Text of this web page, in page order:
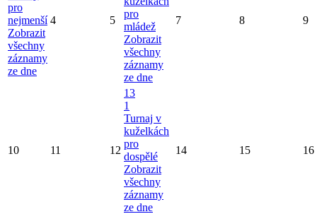
pro
nejmenší
Zobrazit
všechny
záznamy
ze dne
4 5
pro
mládež
Zobrazit
všechny
záznamy
ze dne
7 8 9
10 11 12
13
1
Turnaj v
kuželkách
pro
dospělé
Zobrazit
všechny
záznamy
ze dne
14 15 16